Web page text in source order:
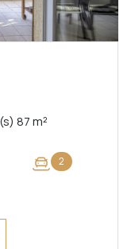
Villa 4 pièce(s) 3 chambre(s) 87 m²
2